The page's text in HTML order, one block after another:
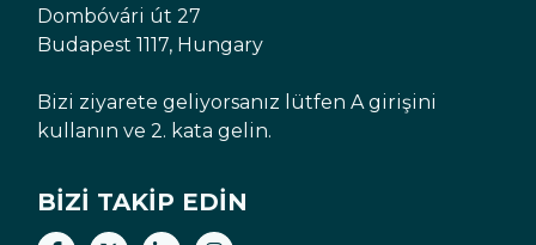
Dombóvári út 27
Budapest 1117, Hungary
Bizi ziyarete geliyorsanız lütfen A girişini
kullanın ve 2. kata gelin.
BIZI TAKIP EDIN